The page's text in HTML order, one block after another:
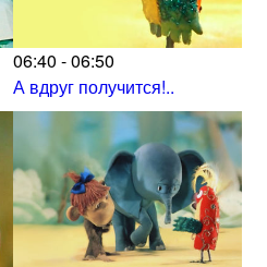
06:40 - 06:50
А вдруг получится!..